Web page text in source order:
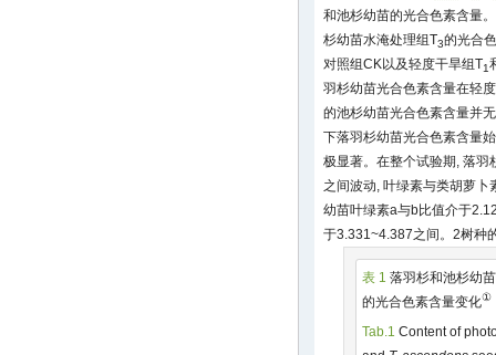
和池杉幼苗的光合色素含量
杉幼苗水淹处理组T3的光合
对照组CK以及轻度干旱组T1
羽杉幼苗光合色素含量在轻
的池杉幼苗光合色素含量并
下落羽杉幼苗光合色素含量
极显著。在整个试验期, 落
之间波动, 叶绿素与类胡萝
幼苗叶绿素a与b比值介于
于3.331~4.387之间。2树种
表 1 落羽杉和池杉幼
的光合色素含量变化①
Tab.1 Content of